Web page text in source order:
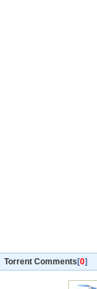
Torrent Comments [0]